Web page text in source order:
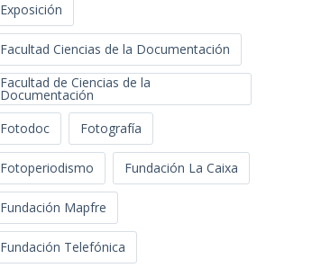
Exposición
Facultad Ciencias de la Documentación
Facultad de Ciencias de la
Documentación
Fotodoc
Fotografía
Fotoperiodismo Fundación La Caixa
Fundación Mapfre
Fundación Telefónica